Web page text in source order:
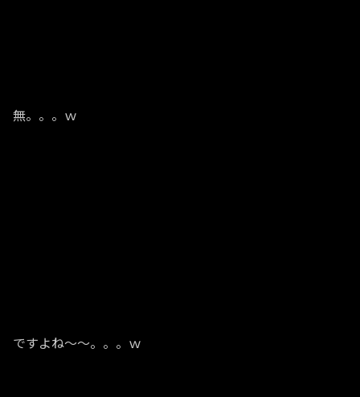
無。。。ｗ
ですよね～～。。。ｗ